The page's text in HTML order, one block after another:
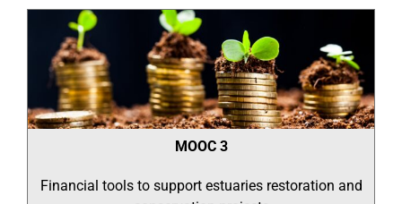
MOOC 3
Financial tools to support estuaries restoration and